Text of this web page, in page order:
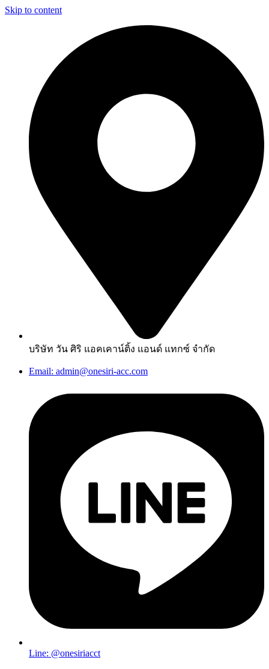
Skip to content
บริษัท วัน ศิริ แอคเคาน์ติ้ง แอนด์ แทกซ์ จำกัด
Email: admin@onesiri-acc.com
Line: @onesiriacct